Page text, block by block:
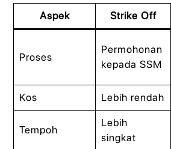
Aspek Strike Off
Proses
Permohonan
kepada SSM
Kos Lebih rendah
Tempoh
Lebih
singkat